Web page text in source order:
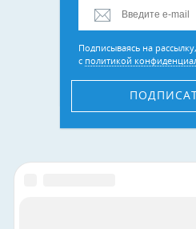
Подписываясь на
с политикой